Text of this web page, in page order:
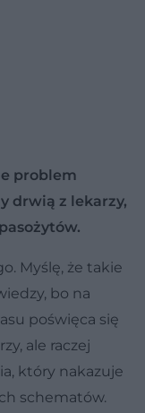
problem
drwią z lekarzy,
Myślę, że takie
bo na
poświęca się
ale raczej
który nakazuje
schematów.